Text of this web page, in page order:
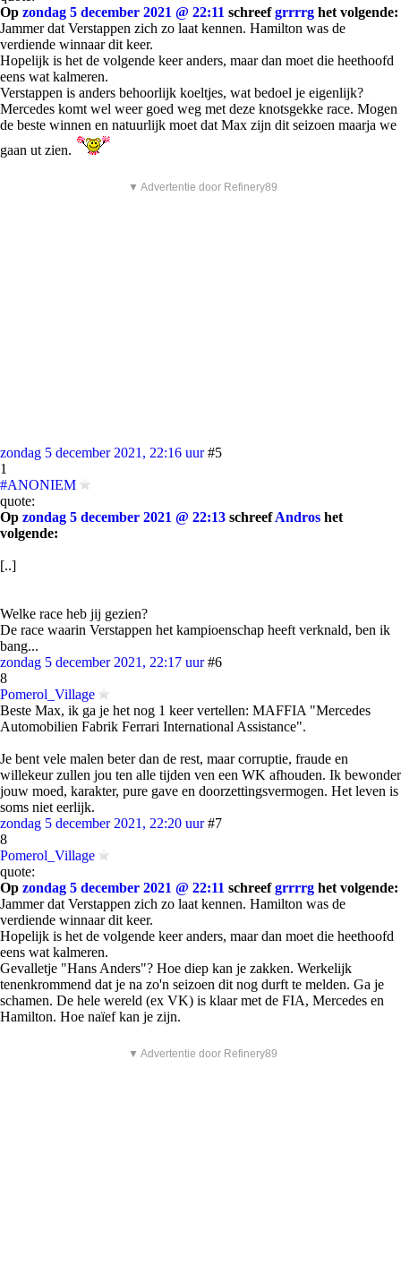
Op zondag 5 december 2021 @ 22:11 schreefgrrrrg het volgende:
Jammer dat Verstappen zich zo laat kennen. Hamilton was de
verdiende winnaar dit keer.
Hopelijk is het de volgende keer anders, maar dan moet die heethoofd
eens wat kalmeren.
Verstappen is anders behoorlijk koeltjes, wat bedoel je eigenlijk?
Mercedes komt wel weer goed weg met deze knotsgekke race. Mogen
de beste winnen en natuurlijk moet dat Max zijn dit seizoen maarja we
gaan ut zien.
▼ Advertentie door Refinery89
zondag 5 december 2021, 22:16 uur #5
1
#ANONIEM
quote:
Op zondag 5 december 2021 @ 22:13 schreefAndros het
volgende:
[..]
Welke race heb jij gezien?
De race waarin Verstappen het kampioenschap heeft verknald, ben ik
bang...
zondag 5 december 2021, 22:17 uur #6
8
Pomerol_Village
Beste Max, ik ga je het nog 1 keer vertellen: MAFFIA "Mercedes
Automobilien Fabrik Ferrari International Assistance".
Je bent vele malen beter dan de rest, maar corruptie, fraude en
willekeur zullen jou ten alle tijden ven een WK afhouden. Ik bewonder
jouw moed, karakter, pure gave en doorzettingsvermogen. Het leven is
soms niet eerlijk.
zondag 5 december 2021, 22:20 uur #7
8
Pomerol_Village
quote:
Op zondag 5 december 2021 @ 22:11 schreefgrrrrg het volgende:
Jammer dat Verstappen zich zo laat kennen. Hamilton was de
verdiende winnaar dit keer.
Hopelijk is het de volgende keer anders, maar dan moet die heethoofd
eens wat kalmeren.
Gevalletje "Hans Anders"? Hoe diep kan je zakken. Werkelijk
tenenkrommend dat je na zo'n seizoen dit nog durft te melden. Ga je
schamen. De hele wereld (ex VK) is klaar met de FIA, Mercedes en
Hamilton. Hoe naïef kan je zijn.
▼ Advertentie door Refinery89